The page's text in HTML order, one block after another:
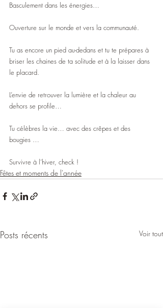
Basculement dans les énergies…
Ouverture sur le monde et vers la communauté.
Tu as encore un pied au-dedans et tu te prépares à
briser les chaines de ta solitude et à la laisser dans
le placard.
L’envie de retrouver la lumière et la chaleur au
dehors se profile…
Tu célèbres la vie… avec des crêpes et des
bougies …
Survivre à l’hiver, check !
Fêtes et moments de l'année
Posts récents Voir tout